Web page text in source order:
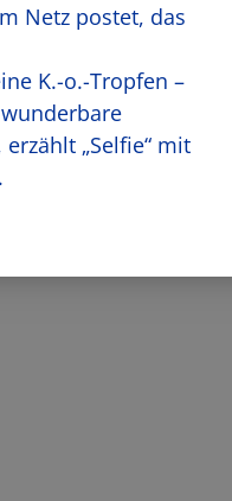
Netz postet, das
K.-o.-Tropfen –
„Selfie“ mit